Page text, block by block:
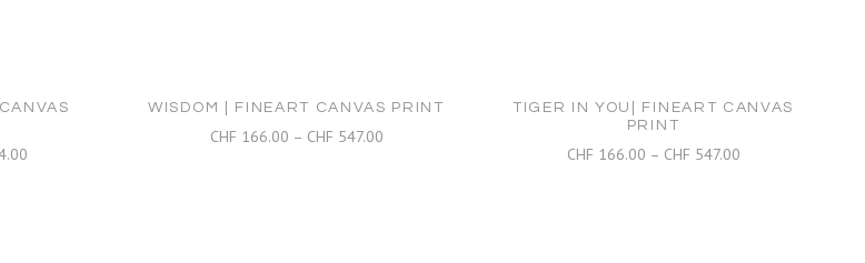
Preisspanne:
WISDOM | FINEART CANVAS PRINT
CHF 166.00 – CHF 547.00Preisspanne:
TIGER IN YOU| FINEART CANVAS
PRINT
CHF 166.00 – CHF 547.00Preisspanne: